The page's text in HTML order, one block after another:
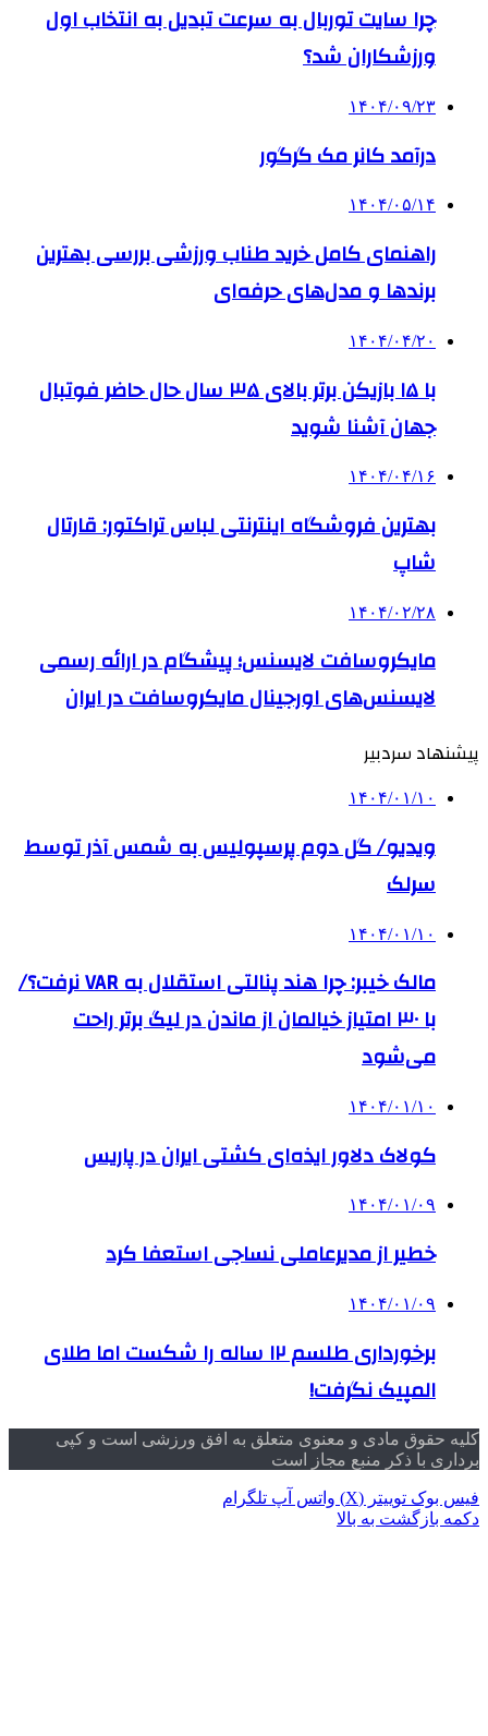
چرا سایت توربال به ‌سرعت تبدیل به انتخاب اول
ورزشکاران شد؟
۱۴۰۴/۰۹/۲۳
درآمد کانر مک گرگور
۱۴۰۴/۰۵/۱۴
راهنمای کامل خرید طناب ورزشی بررسی بهترین
برندها و مدل‌های حرفه‌ای
۱۴۰۴/۰۴/۲۰
با ۱۵ بازیکن برتر بالای ۳۵ سال حال حاضر فوتبال
جهان آشنا شوید
۱۴۰۴/۰۴/۱۶
بهترین فروشگاه اینترنتی لباس تراکتور: قارتال
شاپ
۱۴۰۴/۰۲/۲۸
مایکروسافت لایسنس؛ پیشگام در ارائه رسمی
لایسنس‌های اورجینال مایکروسافت در ایران
پیشنهاد سردبیر
۱۴۰۴/۰۱/۱۰
ویدیو/ گل دوم پرسپولیس به شمس آذر توسط
سرلک
۱۴۰۴/۰۱/۱۰
مالک خیبر: چرا هند پنالتی استقلال به VAR نرفت؟/
با ۳۰ امتیاز خیالمان از ماندن در لیگ برتر راحت
می‌شود
۱۴۰۴/۰۱/۱۰
کولاک دلاور ایذه‌ای کشتی ایران در پاریس
۱۴۰۴/۰۱/۰۹
خطیر از مدیرعاملی نساجی استعفا کرد
۱۴۰۴/۰۱/۰۹
برخورداری طلسم ۱۲ ساله را شکست اما طلای
المپیک نگرفت!
کلیه حقوق مادی و معنوی متعلق به افق ورزشی است و کپی
برداری با ذکر منبع مجاز است
فیس بوک توییتر (X) واتس آپ تلگرام
دکمه بازگشت به بالا